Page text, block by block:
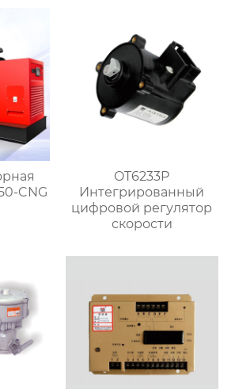
CNG
OT6233P
Интегрированный
цифровой регулятор
скорости